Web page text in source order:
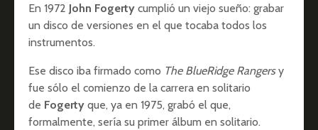
En 1972 John Fogerty cumplió un viejo sueño: grabar
un disco de versiones en el que tocaba todos los
instrumentos.
Ese disco iba firmado como The BlueRidge Rangersy
fue sólo el comienzo de la carrera en solitario
de Fogerty que, ya en 1975, grabó el que,
formalmente, sería su primer álbum en solitario.